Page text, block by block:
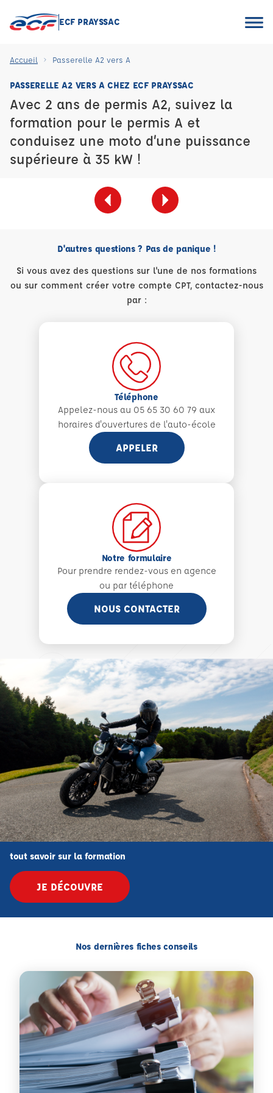
ECF PRAYSSAC
Accueil Passerelle A2 vers A
PASSERELLE A2 VERS A CHEZ ECF PRAYSSAC
Avec 2 ans de permis A2, suivez la
formation pour le permis A et
conduisez une moto d’une puissance
supérieure à 35 kW !
D'autres questions ? Pas de panique !
Si vous avez des questions sur l'une de nos formations
ou sur comment créer votre compte CPT, contactez-nous
par :
Téléphone
Appelez-nous au 05 65 30 60 79 aux
horaires d'ouvertures de l'auto-école
APPELER
Notre formulaire
Pour prendre rendez-vous en agence
ou par téléphone
NOUS CONTACTER
tout savoir sur la formation
JE DÉCOUVRE
Nos dernières fiches conseils